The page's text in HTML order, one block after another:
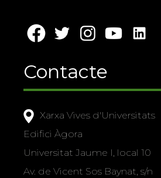
Contacte
Xarxa Vives d'Universitats
Edifici Àgora
Universitat Jaume I, local 10
Av. de Vicent Sos Baynat, s/n